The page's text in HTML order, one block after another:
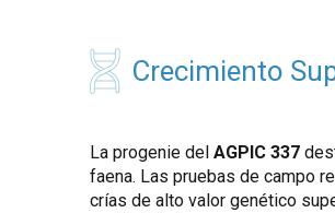
Crecimiento
La progenie del AGPIC 337
faena. Las pruebas de campo
crías de alto valor genético